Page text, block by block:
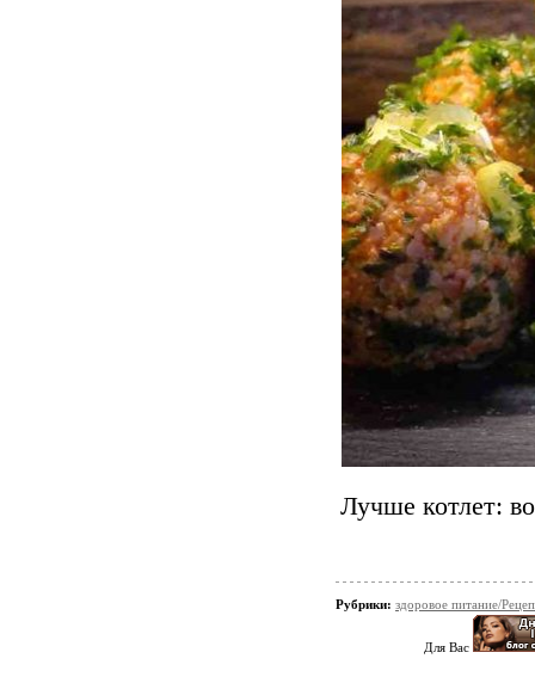
Лучше котлет:
Рубрики: здоровое питание/
Для Вас